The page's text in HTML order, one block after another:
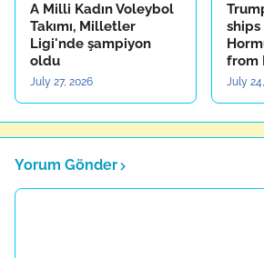
A Milli Kadın Voleybol
Takımı, Milletler
Ligi'nde şampiyon
oldu
July 27, 2026
from
July
Yorum Gönder